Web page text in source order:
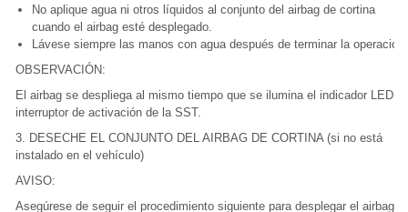
No aplique agua ni otros líquidos al conjunto del airbag de cortina
cuando el airbag esté desplegado.
Lávese siempre las manos con agua después de terminar la operación.
OBSERVACIÓN:
El airbag se despliega al mismo tiempo que se ilumina el indicador LED
interruptor de activación de la SST.
3. DESECHE EL CONJUNTO DEL AIRBAG DE CORTINA (si no está
instalado en el vehículo)
AVISO:
Asegúrese de seguir el procedimiento siguiente para desplegar el airbag.